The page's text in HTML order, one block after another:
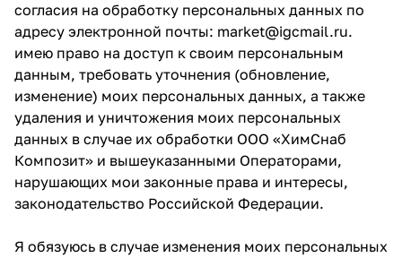
согласия на обработку персональных данных по
адресу электронной почты: market@igcmail.ru.
имею право на доступ к своим персональным
данным, требовать уточнения (обновление,
изменение) моих персональных данных, а также
удаления и уничтожения моих персональных
данных в случае их обработки ООО «ХимСнаб
Композит» и вышеуказанными Операторами,
нарушающих мои законные права и интересы,
законодательство Российской Федерации.
Я обязуюсь в случае изменения моих персональных